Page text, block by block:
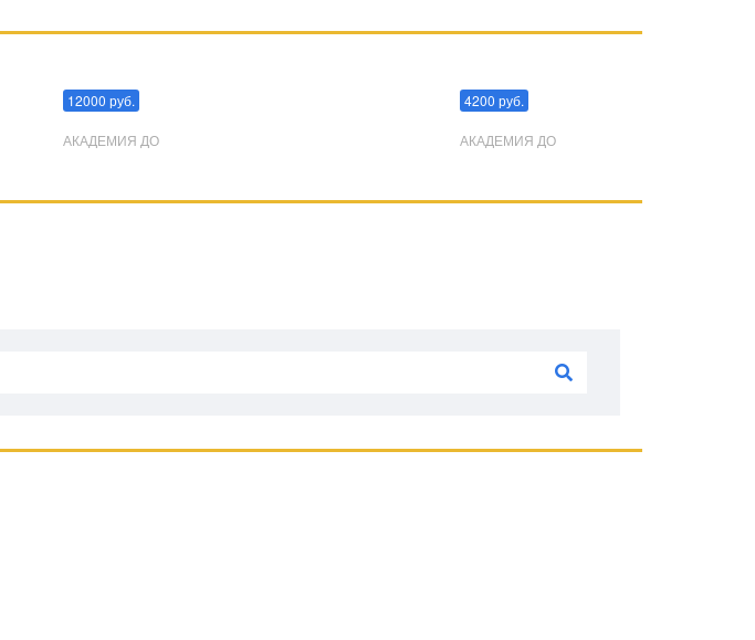
12000 руб.
АКАДЕМИЯ ДО
4200 руб.
АКАДЕМИЯ ДО